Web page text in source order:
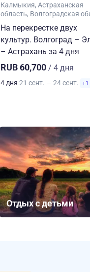
Калмыкия Астраханская
область Волгоградская
На перекрестке двух
культур. Волгоград –
– Астрахань за 4 дня
RUB 60,700 / 4 дня
4 дня 21 сент. — 24 сент. +1
Отдых с детьми